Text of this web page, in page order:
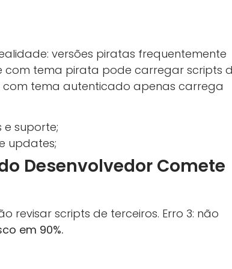
versões piratas frequentemente
com tema pirata pode carregar scripts
com tema autenticado apenas carrega
suporte;
updates;
Desenvolvedor Comete
revisar scripts de terceiros. Erro 3: não
em 90%.